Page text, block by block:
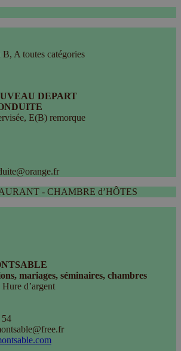
A toutes catégories
DEPART
E(B) remorque
- CHAMBRE d’HÔTES
mariages, séminaires, chambres
d’argent
54